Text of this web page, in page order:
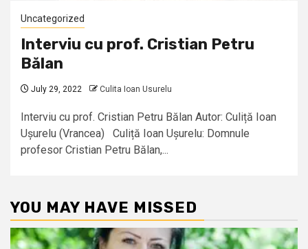
Uncategorized
Interviu cu prof. Cristian Petru
Bălan
July 29, 2022 Culita Ioan Usurelu
Interviu cu prof. Cristian Petru Bălan Autor: Culiță Ioan
Ușurelu (Vrancea) Culiță Ioan Ușurelu: Domnule
profesor Cristian Petru Bălan,...
YOU MAY HAVE MISSED